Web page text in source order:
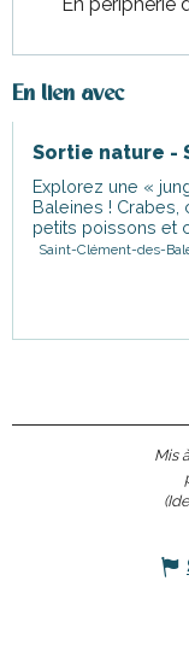
En lien avec
Sortie nature -
Explorez une «
Baleines ! Crabes,
petits poissons et
Saint-Clément-des-
Mis